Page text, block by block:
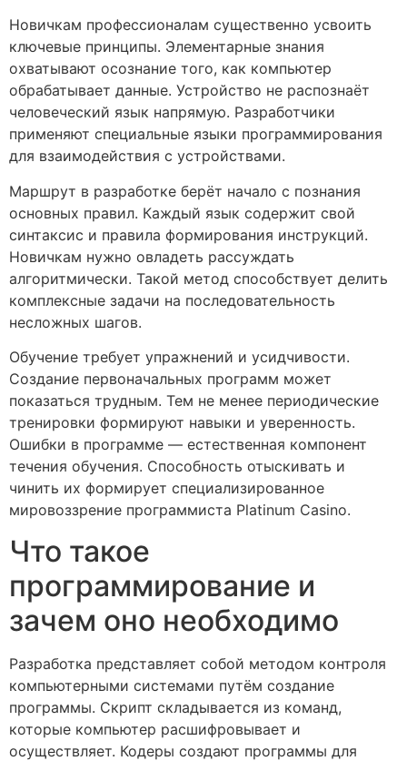
Новичкам профессионалам существенно усвоить
ключевые принципы. Элементарные знания
охватывают осознание того, как компьютер
обрабатывает данные. Устройство не распознаёт
человеческий язык напрямую. Разработчики
применяют специальные языки программирования
для взаимодействия с устройствами.
Маршрут в разработке берёт начало с познания
основных правил. Каждый язык содержит свой
синтаксис и правила формирования инструкций.
Новичкам нужно овладеть рассуждать
алгоритмически. Такой метод способствует делить
комплексные задачи на последовательность
несложных шагов.
Обучение требует упражнений и усидчивости.
Создание первоначальных программ может
показаться трудным. Тем не менее периодические
тренировки формируют навыки и уверенность.
Ошибки в программе — естественная компонент
течения обучения. Способность отыскивать и
чинить их формирует специализированное
мировоззрение программиста Platinum Casino.
Что такое
программирование и
зачем оно необходимо
Разработка представляет собой методом контроля
компьютерными системами путём создание
программы. Скрипт складывается из команд,
которые компьютер расшифровывает и
осуществляет. Кодеры создают программы для